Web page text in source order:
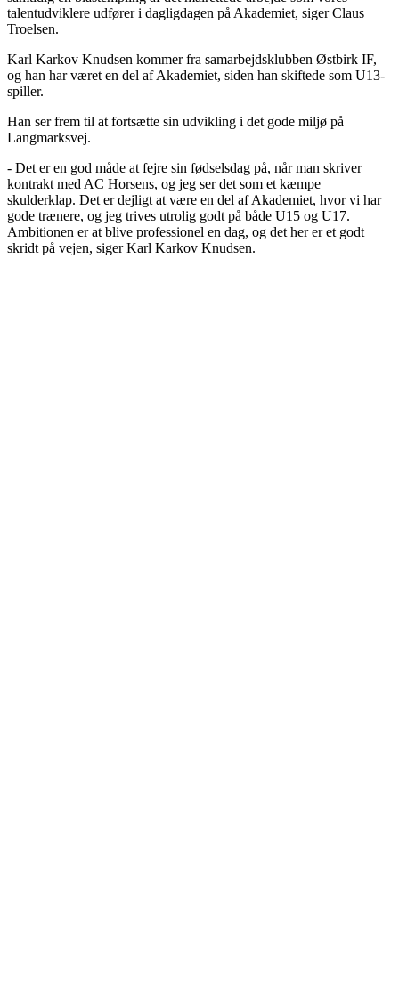
talentudviklere udfører i dagligdagen på Akademiet, siger Claus
Troelsen.
Karl Karkov Knudsen kommer fra samarbejdsklubben Østbirk IF,
og han har været en del af Akademiet, siden han skiftede som U13-
spiller.
Han ser frem til at fortsætte sin udvikling i det gode miljø på
Langmarksvej.
- Det er en god måde at fejre sin fødselsdag på, når man skriver
kontrakt med AC Horsens, og jeg ser det som et kæmpe
skulderklap. Det er dejligt at være en del af Akademiet, hvor vi har
gode trænere, og jeg trives utrolig godt på både U15 og U17.
Ambitionen er at blive professionel en dag, og det her er et godt
skridt på vejen, siger Karl Karkov Knudsen.